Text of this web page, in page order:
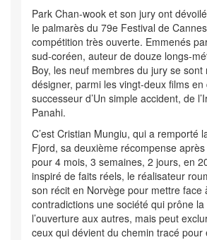
Park Chan-wook et son jury ont
le palmarès du 79e Festival de
compétition très ouverte. Emmenés
sud-coréen, auteur de douze longs-
Boy, les neuf membres du jury se sont
désigner, parmi les vingt-deux films
successeur d’Un simple accident, de
Panahi.
C’est Cristian Mungiu, qui a remporté
Fjord, sa deuxième récompense
pour 4 mois, 3 semaines, 2 jours, en
inspiré de faits réels, le réalisateur
son récit en Norvège pour mettre face
contradictions une société qui prône
l’ouverture aux autres, mais peut
ceux qui dévient du chemin tracé pour